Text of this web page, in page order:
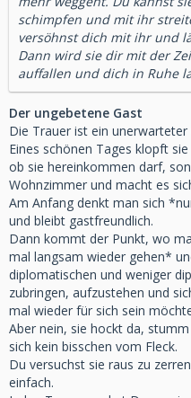
schimpfen und mit ihr
versöhnst dich mit ihr und
Dann wird sie dir mit der
auffallen und dich in Ruhe
Der ungebetene Gast
Die Trauer ist ein unerwarteter
Eines schönen Tages klopft
ob sie hereinkommen darf,
Wohnzimmer und macht es
Am Anfang denkt man sich
und bleibt gastfreundlich.
Dann kommt der Punkt, wo
mal langsam wieder gehen*
diplomatischen und weniger
zubringen, aufzustehen und
mal wieder für sich sein
Aber nein, sie hockt da,
sich kein bisschen vom Fleck.
Du versuchst sie raus zu
einfach.